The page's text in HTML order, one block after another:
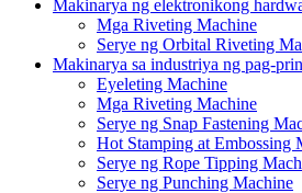
Makinarya ng elektronikong
Mga Riveting Machine
Serye ng Orbital Riveting
Makinarya sa industriya ng pag-
Eyeleting Machine
Mga Riveting Machine
Serye ng Snap Fastening
Hot Stamping at Embossing
Serye ng Rope Tipping
Serye ng Punching Machine